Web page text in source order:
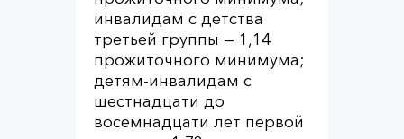
инвалидам с детства
третьей группы — 1,14
прожиточного минимума;
детям-инвалидам с
шестнадцати до
восемнадцати лет первой